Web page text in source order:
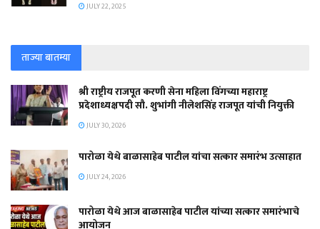
JULY 22, 2025
ताज्या बातम्या
श्री राष्ट्रीय राजपूत करणी सेना महिला विंगच्या महाराष्ट्र
प्रदेशाध्यक्षपदी सौ. शुभांगी नीलेशसिंह राजपूत यांची नियुक्ती
JULY 30, 2026
पारोळा येथे बाळासाहेब पाटील यांचा सत्कार समारंभ उत्साहात
JULY 24, 2026
पारोळा येथे आज बाळासाहेब पाटील यांच्या सत्कार समारंभाचे
आयोजन